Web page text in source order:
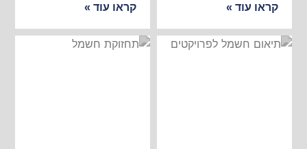
קראו עוד » קראו עוד »